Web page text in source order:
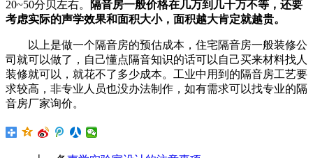
20~50分贝左右。
隔音房一般价格在几万到几十万不等，还要
考虑实际的声学效果和面积大小，面积越大肯定就越贵。
以上是做一个隔音房的预估成本，住宅隔音房一般装修公
司就可以做了，自己懂点隔音知识的话可以自己买来材料找人
装修就可以，就花不了多少成本。工业中用到的隔音房工艺要
求较高，非专业人员也没办法制作，如有需求可以找专业的隔
音房厂家询价。